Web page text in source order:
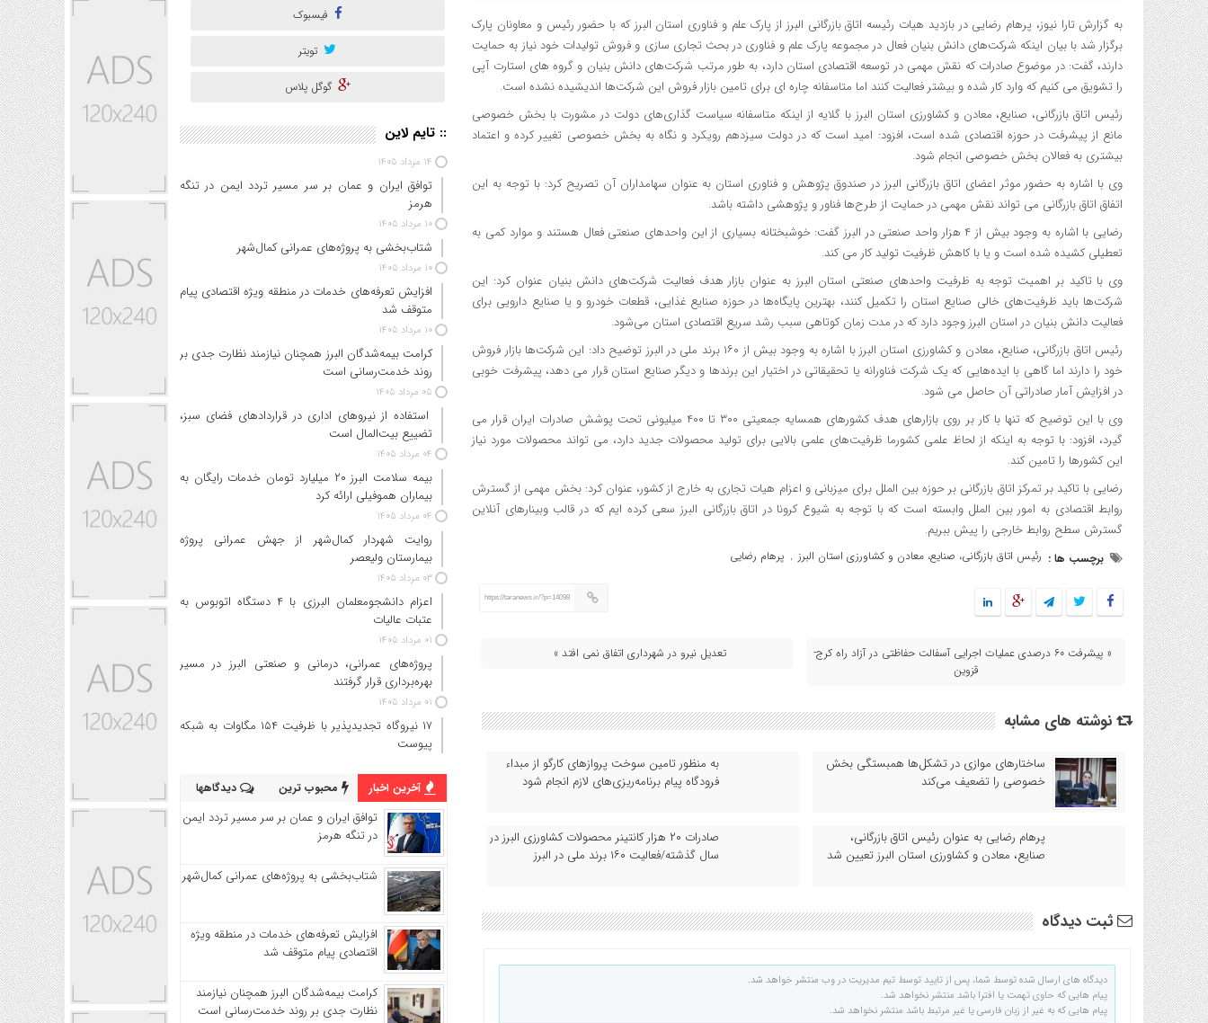
به گزارش تارا نیوز، پرهام رضایی در بازدید هیات رئیسه اتاق بازرگانی البرز از پارک علم و فناوری استان البرز که با حضور رئیس و معاونان پارک
برگزار شد با بیان اینکه شرکت‌های دانش بنیان فعال در مجموعه پارک علم و فناوری در بحث تجاری سازی و فروش تولیدات خود نیاز به حمایت
دارند، گفت: در موضوع صادرات که نقش مهمی در توسعه اقتصادی استان دارد، به طور مرتب شرکت‌های دانش بنیان و گروه های استارت آپی
را تشویق می کنیم که وارد کار شده و بیشتر فعالیت کنند اما متاسفانه چاره ای برای تامین بازار فروش این شرکت‌ها اندیشیده نشده است.
رئیس اتاق بازرگانی، صنایع، معادن و کشاورزی استان البرز با گلایه از اینکه متاسفانه سیاست گذاری‌های دولت در مشورت با بخش خصوصی
مانع از پیشرفت در حوزه اقتصادی شده است، افزود: امید است که در دولت سیزدهم رویکرد و نگاه به بخش خصوصی تغییر کرده و اعتماد
بیشتری به فعالان بخش خصوصی انجام شود.
وی با اشاره به حضور موثر اعضای اتاق بازرگانی البرز در صندوق پژوهش و فناوری استان به عنوان سهامداران آن تصریح کرد: با توجه به این
اتفاق اتاق بازرگانی می تواند نقش مهمی در حمایت از طرح‌ها فناور و پژوهشی داشته باشد.
رضایی با اشاره به وجود بیش از ۴ هزار واحد صنعتی در البرز گفت: خوشبختانه بسیاری از این واحدهای صنعتی فعال هستند و موارد کمی به
تعطیلی کشیده شده است و یا با کاهش ظرفیت تولید کار می کند.
وی با تاکید بر اهمیت توجه به ظرفیت واحدهای صنعتی استان البرز به عنوان بازار هدف فعالیت شرکت‌های دانش بنیان عنوان کرد: این
شرکت‌ها باید ظرفیت‌های خالی صنایع استان را تکمیل کنند، بهترین پایگاه‌ها در حوزه صنایع غذایی، قطعات خودرو و یا صنایع دارویی برای
فعالیت دانش بنیان در استان البرز وجود دارد که در مدت زمان کوتاهی سبب رشد سریع اقتصادی استان می‌شود.
رئیس اتاق بازرگانی، صنایع، معادن و کشاورزی استان البرز با اشاره به وجود بیش از ۱۶۰ برند ملی در البرز توضیح داد: این شرکت‌ها بازار فروش
خود را دارند اما گاهی با ایده‌هایی که یک شرکت فناورانه یا تحقیقاتی در اختیار این برندها و دیگر صنایع استان قرار می دهد، پیشرفت خوبی
در افزایش آمار صادراتی آن حاصل می شود.
وی با این توضیح که تنها با کار بر روی بازارهای هدف کشورهای همسایه جمعیتی ۳۰۰ تا ۴۰۰ میلیونی تحت پوشش صادرات ایران قرار می
گیرد، افزود: با توجه به اینکه از لحاظ علمی کشورما ظرفیت‌های علمی بالایی برای تولید محصولات جدید دارد، می تواند محصولات مورد نیاز
این کشورها را تامین کند.
رضایی با تاکید بر تمرکز اتاق بازرگانی بر حوزه بین الملل برای میزبانی و اعزام هیات تجاری به خارج از کشور، عنوان کرد: بخش مهمی از گسترش
روابط اقتصادی به امور بین الملل وابسته است که با توجه به شیوع کرونا در اتاق بازرگانی البرز سعی کرده ایم که در قالب وبینارهای آنلاین
گسترش سطح روابط خارجی را پیش ببریم.
برچسب ها : رئیس اتاق بازرگانی، صنایع، معادن و کشاورزی استان البرز , پرهام رضایی
https://taranews.ir/?p=14098
« پیشرفت ۶۰ درصدی عملیات اجرایی آسفالت حفاظتی در آزاد راه کرج-
قزوین
تعدیل نیرو در شهرداری اتفاق نمی افتد »
نوشته های مشابه
ساختارهای موازی در تشکل‌ها همبستگی بخش
خصوصی را تضعیف می‌کند
به منظور تامین سوخت پروازهای کارگو از مبداء
فرودگاه پیام برنامه‌ریزی‌های لازم انجام شود
پرهام رضایی به عنوان رئیس اتاق بازرگانی،
صنایع، معادن و کشاورزی استان البرز تعیین شد
صادرات ۲۰ هزار کانتینر محصولات کشاورزی البرز در
سال گذشته/فعالیت ۱۶۰ برند ملی در البرز
ثبت دیدگاه
دیدگاه های ارسال شده توسط شما، پس از تایید توسط تیم مدیریت در وب منتشر خواهد شد.
پیام هایی که حاوی تهمت یا افترا باشد منتشر نخواهد شد.
پیام هایی که به غیر از زبان فارسی یا غیر مرتبط باشد منتشر نخواهد شد.
فیسبوک
تویتر
گوگل پلاس
:: تایم لاین
۱۴ مرداد ۱۴۰۵
توافق ایران و عمان بر سر مسیر تردد ایمن در تنگه
هرمز
۱۰ مرداد ۱۴۰۵
شتاب‌بخشی به پروژه‌های عمرانی کمال‌شهر
۱۰ مرداد ۱۴۰۵
افزایش تعرفه‌های خدمات در منطقه ویژه اقتصادی پیام
متوقف شد
۱۰ مرداد ۱۴۰۵
کرامت بیمه‌شدگان البرز همچنان نیازمند نظارت جدی بر
روند خدمت‌رسانی است
۰۵ مرداد ۱۴۰۵
استفاده از نیروهای اداری در قراردادهای فضای سبز،
تضییع بیت‌المال است
۰۴ مرداد ۱۴۰۵
بیمه سلامت البرز ۲۰ میلیارد تومان خدمات رایگان به
بیماران هموفیلی ارائه کرد
۰۴ مرداد ۱۴۰۵
روایت شهردار کمال‌شهر از جهش عمرانی پروژه
بیمارستان ولیعصر
۰۳ مرداد ۱۴۰۵
اعزام دانشجو‌معلمان البرزی با ۴ دستگاه اتوبوس به
عتبات عالیات
۰۱ مرداد ۱۴۰۵
پروژه‌های عمرانی، درمانی و صنعتی البرز در مسیر
بهره‌برداری قرار گرفتند
۰۱ مرداد ۱۴۰۵
۱۷ نیروگاه تجدیدپذیر با ظرفیت ۱۵۴ مگاوات به شبکه
پیوست
آخرین اخبار محبوب ترین دیدگاهها
توافق ایران و عمان بر سر مسیر تردد ایمن
در تنگه هرمز
شتاب‌بخشی به پروژه‌های عمرانی کمال‌شهر
افزایش تعرفه‌های خدمات در منطقه ویژه
اقتصادی پیام متوقف شد
کرامت بیمه‌شدگان البرز همچنان نیازمند
نظارت جدی بر روند خدمت‌رسانی است